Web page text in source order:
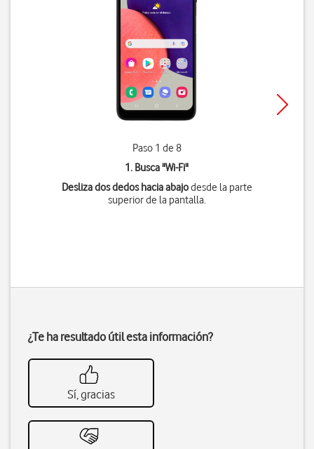
Paso 1 de 8
1. Busca "Wi-Fi"
Desliza dos dedos hacia abajodesde la parte
superior de la pantalla.
¿Te ha resultado útil esta información?
Sí, gracias